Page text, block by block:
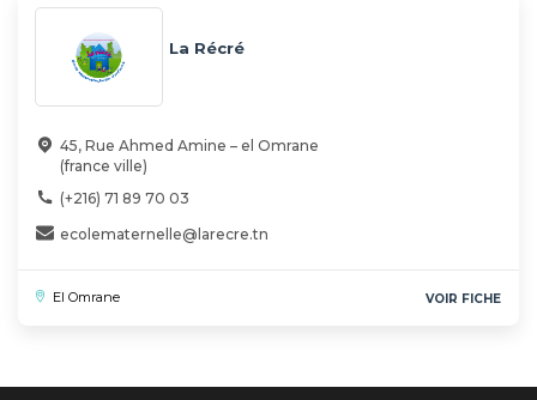
La Récré
45, Rue Ahmed Amine – el Omrane
(france ville)
(+216) 71 89 70 03
ecolematernelle@larecre.tn
El Omrane VOIR FICHE